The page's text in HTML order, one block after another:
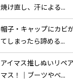
焼け直し、汗による...
帽子・キャップにカビ
てしまったら諦める...
アイマス推しぬいリペ
マス！｜ブーツやベ...